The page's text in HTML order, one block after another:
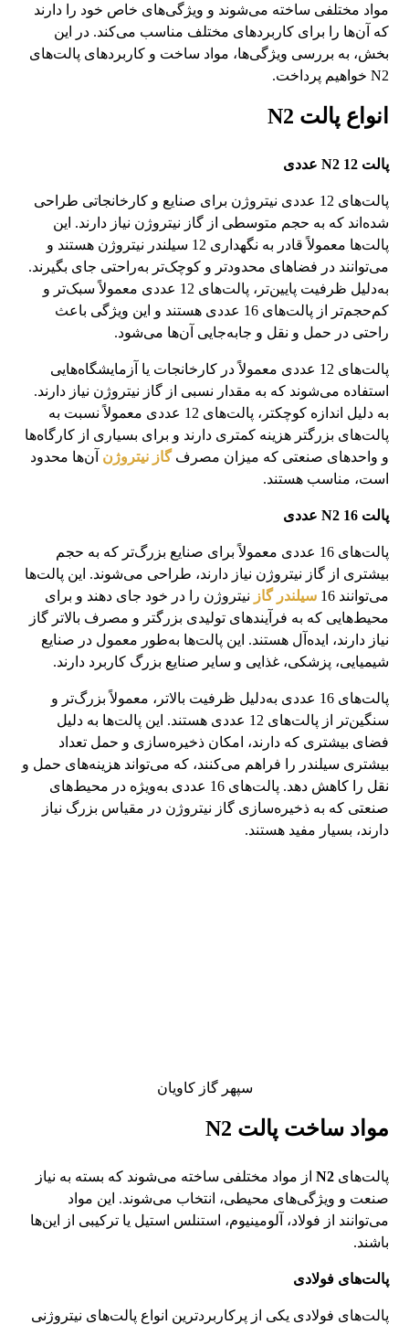
مواد مختلفی ساخته می‌شوند و ویژگی‌های خاص خود را دارند
که آن‌ها را برای کاربردهای مختلف مناسب می‌کند. در این
بخش، به بررسی ویژگی‌ها، مواد ساخت و کاربردهای پالت‌های
N2 خواهیم پرداخت.
انواع پالت
پالت N2 12 عددی
پالت‌های 12 عددی نیتروژن برای صنایع و کارخانجاتی طراحی
شده‌اند که به حجم متوسطی از گاز نیتروژن نیاز دارند. این
پالت‌ها معمولاً قادر به نگهداری 12 سیلندر نیتروژن هستند و
می‌توانند در فضاهای محدودتر و کوچک‌تر به‌راحتی جای بگیرند.
به‌دلیل ظرفیت پایین‌تر، پالت‌های 12 عددی معمولاً سبک‌تر و
کم‌حجم‌تر از پالت‌های 16 عددی هستند و این ویژگی باعث
راحتی در حمل و نقل و جابه‌جایی آن‌ها می‌شود.
پالت‌های 12 عددی معمولاً در کارخانجات یا آزمایشگاه‌هایی
استفاده می‌شوند که به مقدار نسبی از گاز نیتروژن نیاز دارند.
به دلیل اندازه کوچکتر، پالت‌های 12 عددی معمولاً نسبت به
پالت‌های بزرگتر هزینه کمتری دارند و برای بسیاری از کارگاه‌ها
و واحدهای صنعتی که میزان مصرف گاز نیتروژن آن‌ها محدود
است، مناسب هستند.
پالت N2 16 عددی
پالت‌های 16 عددی معمولاً برای صنایع بزرگ‌تر که به حجم
بیشتری از گاز نیتروژن نیاز دارند، طراحی می‌شوند. این پالت‌ها
می‌توانند 16
سیلندر گاز نیتروژن را در خود جای دهند و برای
محیط‌هایی که به فرآیندهای تولیدی بزرگتر و مصرف بالاتر گاز
نیاز دارند، ایده‌آل هستند. این پالت‌ها به‌طور معمول در صنایع
شیمیایی، پزشکی، غذایی و سایر صنایع بزرگ کاربرد دارند.
پالت‌های 16 عددی به‌دلیل ظرفیت بالاتر، معمولاً بزرگ‌تر و
سنگین‌تر از پالت‌های 12 عددی هستند. این پالت‌ها به دلیل
فضای بیشتری که دارند، امکان ذخیره‌سازی و حمل تعداد
بیشتری سیلندر را فراهم می‌کنند، که می‌تواند هزینه‌های حمل و
نقل را کاهش دهد. پالت‌های 16 عددی به‌ویژه در محیط‌های
صنعتی که به ذخیره‌سازی گاز نیتروژن در مقیاس بزرگ نیاز
دارند، بسیار مفید هستند.
سپهر گاز کاویان
مواد ساخت پالت
پالت‌هایN2 از مواد مختلفی ساخته می‌شوند که بسته به نیاز
صنعت و ویژگی‌های محیطی، انتخاب می‌شوند. این مواد
می‌توانند از فولاد، آلومینیوم، استنلس استیل یا ترکیبی از این‌ها
باشند.
پالت‌های فولادی
پالت‌های فولادی یکی از پرکاربردترین انواع پالت‌های نیتروژنی